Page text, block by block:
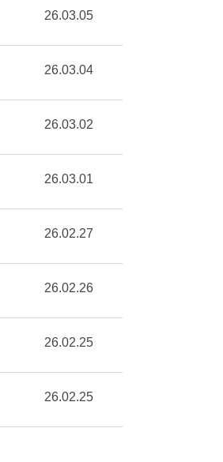
26.03.05
26.03.04
26.03.02
26.03.01
26.02.27
26.02.26
26.02.25
26.02.25